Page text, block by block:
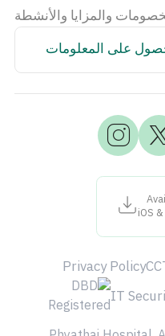
iOS
والمزايا والأنشطة
على المعلومات
Privacy Policy
IT